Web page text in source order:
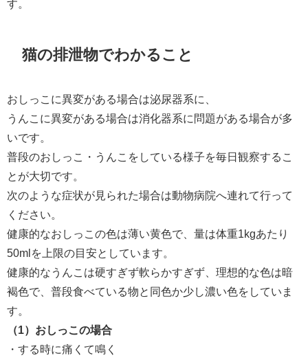
す。
猫の排泄物でわかること
おしっこに異変がある場合は泌尿器系に、
うんこに異変がある場合は消化器系に問題がある場合が多
いです。
普段のおしっこ・うんこをしている様子を毎日観察するこ
とが大切です。
次のような症状が見られた場合は動物病院へ連れて行って
ください。
健康的なおしっこの色は薄い黄色で、量は体重1kgあたり
50mlを上限の目安としています。
健康的なうんこは硬すぎず軟らかすぎず、理想的な色は暗
褐色で、普段食べている物と同色か少し濃い色をしていま
す。
（1）おしっこの場合
・する時に痛くて鳴く